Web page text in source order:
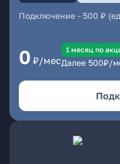
Подключение - 500 ₽
0 ₽/мес
1 месяц по
Далее 500₽/